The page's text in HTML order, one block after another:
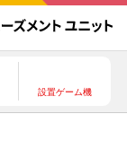
設置ゲーム機